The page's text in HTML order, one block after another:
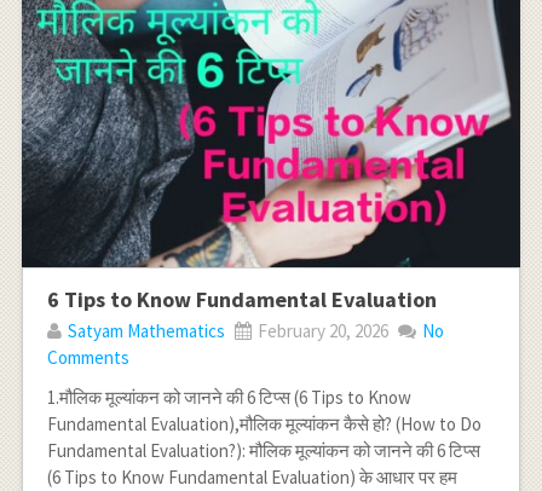
6 Tips to Know Fundamental Evaluation
Satyam Mathematics February 20, 2026
No
Comments
1.मौलिक मूल्यांकन को जानने की 6 टिप्स (6 Tips to Know
Fundamental Evaluation),मौलिक मूल्यांकन कैसे हो? (How to Do
Fundamental Evaluation?): मौलिक मूल्यांकन को जानने की 6 टिप्स
(6 Tips to Know Fundamental Evaluation) के आधार पर हम